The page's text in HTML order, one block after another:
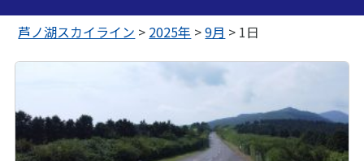
芦ノ湖スカイライン > 2025年 >9月 > 1日